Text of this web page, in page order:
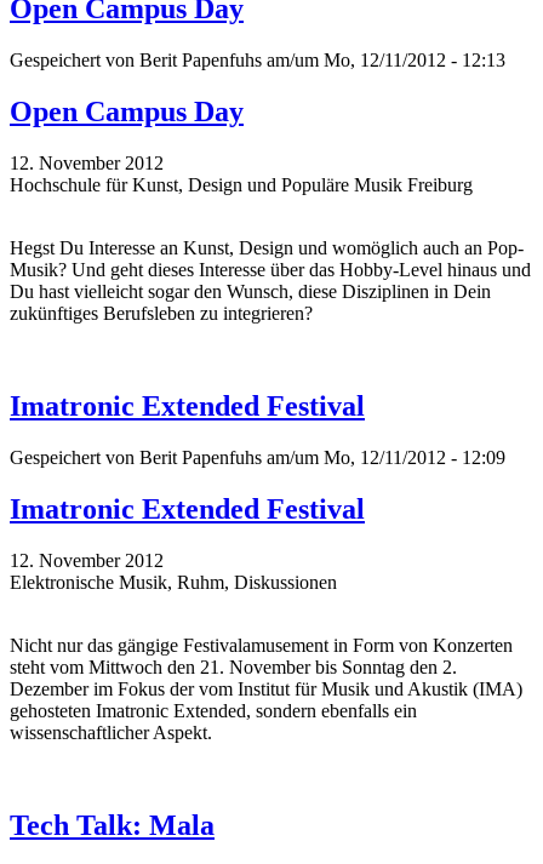
Open Campus Day
Gespeichert von Berit Papenfuhs am/um Mo, 12/11/2012 - 12:13
Open Campus Day
12. November 2012
Hochschule für Kunst, Design und Populäre Musik Freiburg
Hegst Du Interesse an Kunst, Design und womöglich auch an Pop-
Musik? Und geht dieses Interesse über das Hobby-Level hinaus und
Du hast vielleicht sogar den Wunsch, diese Disziplinen in Dein
zukünftiges Berufsleben zu integrieren?
Imatronic Extended Festival
Gespeichert von Berit Papenfuhs am/um Mo, 12/11/2012 - 12:09
Imatronic Extended Festival
12. November 2012
Elektronische Musik, Ruhm, Diskussionen
Nicht nur das gängige Festivalamusement in Form von Konzerten
steht vom Mittwoch den 21. November bis Sonntag den 2.
Dezember im Fokus der vom Institut für Musik und Akustik (IMA)
gehosteten Imatronic Extended, sondern ebenfalls ein
wissenschaftlicher Aspekt.
Tech Talk: Mala